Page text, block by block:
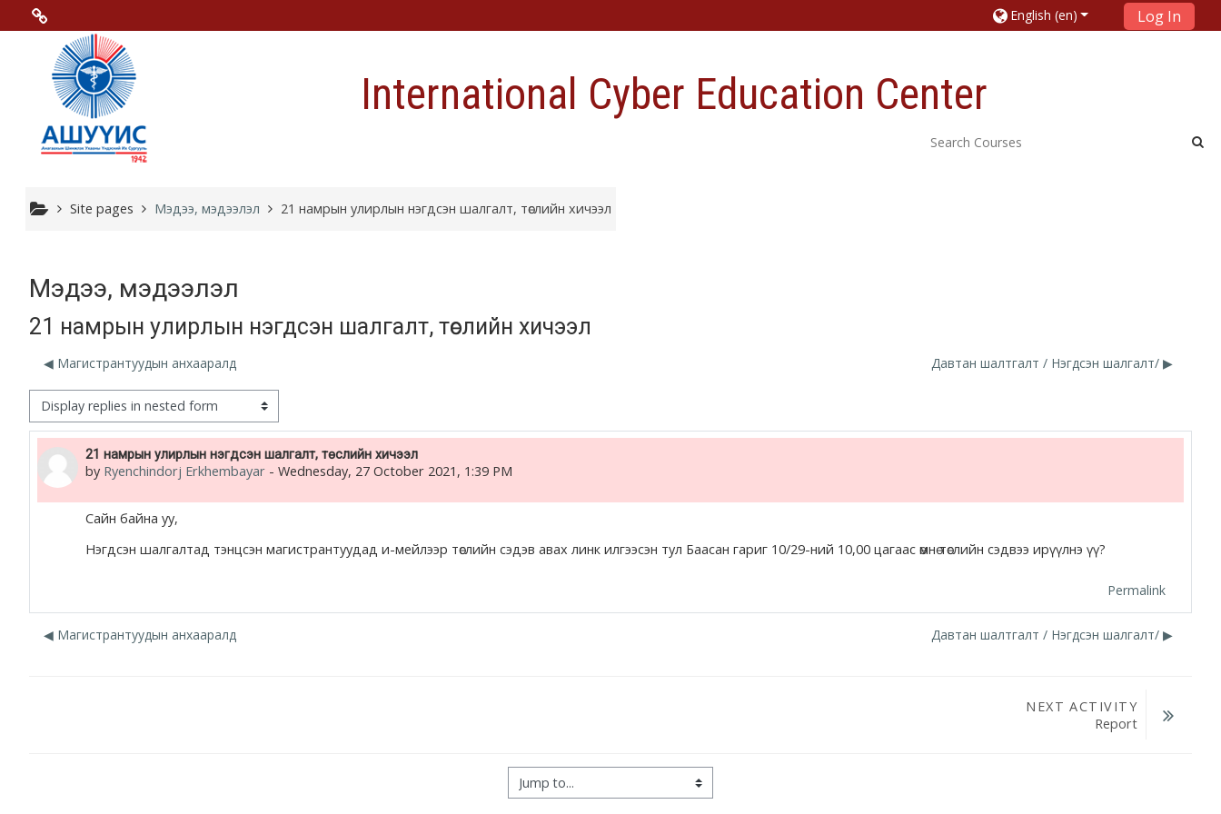
Skip to main content
Menu 2
Moodle community
Moodle free support
Moodle development
Moodle.com
жишээ 2
Moodle community
Moodle free support
Moodle Docs
English ‎(en)‎ Log In
International Cyber Education Center
Site pages Мэдээ, мэдээлэл 21 намрын улирлын нэгдсэн шалгалт, төслийн хичээл
Мэдээ, мэдээлэл
21 намрын улирлын нэгдсэн шалгалт, төслийн хичээл
◀︎ Магистрантуудын анхааралд Давтан шалтгалт / Нэгдсэн шалгалт/ ▶︎
mode
21 намрын улирлын нэгдсэн шалгалт, төслийн хичээл
by Ryenchindorj Erkhembayar- Wednesday, 27 October 2021, 1:39 PM
Number of replies: 0
Сайн байна уу,
Нэгдсэн шалгалтад тэнцсэн магистрантуудад и-мейлээр төслийн сэдэв авах линк илгээсэн тул Баасан гариг 10/29-ний 10,00 цагаас өмнө төслийн сэдвээ ирүүлнэ үү?
Permalink
◀︎ Магистрантуудын анхааралд Давтан шалтгалт / Нэгдсэн шалгалт/ ▶︎
NEXT ACTIVITY
Report